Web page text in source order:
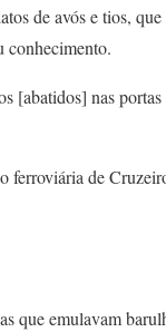
de avós e tios,
conhecimento.
[abatidos] nas
ferroviária de
que emulavam